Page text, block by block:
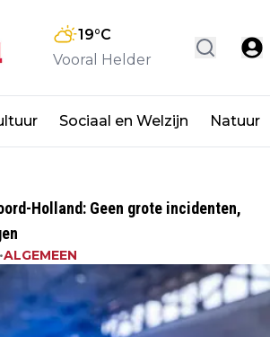
19°C
Vooral Helder
Sociaal en Welzijn Natuur
Holland: Geen grote incidenten,
•ALGEMEEN